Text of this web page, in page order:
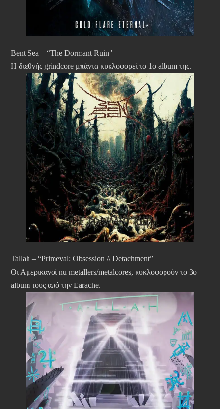
Bent Sea – “The Dormant Ruin”
Η διεθνής grindcore μπάντα κυκλοφορεί το 1ο album της.
Tallah – “Primeval: Obsession // Detachment”
Οι Αμερικανοί nu metallers/metalcores, κυκλοφορούν το 3ο
album τους από την Earache.